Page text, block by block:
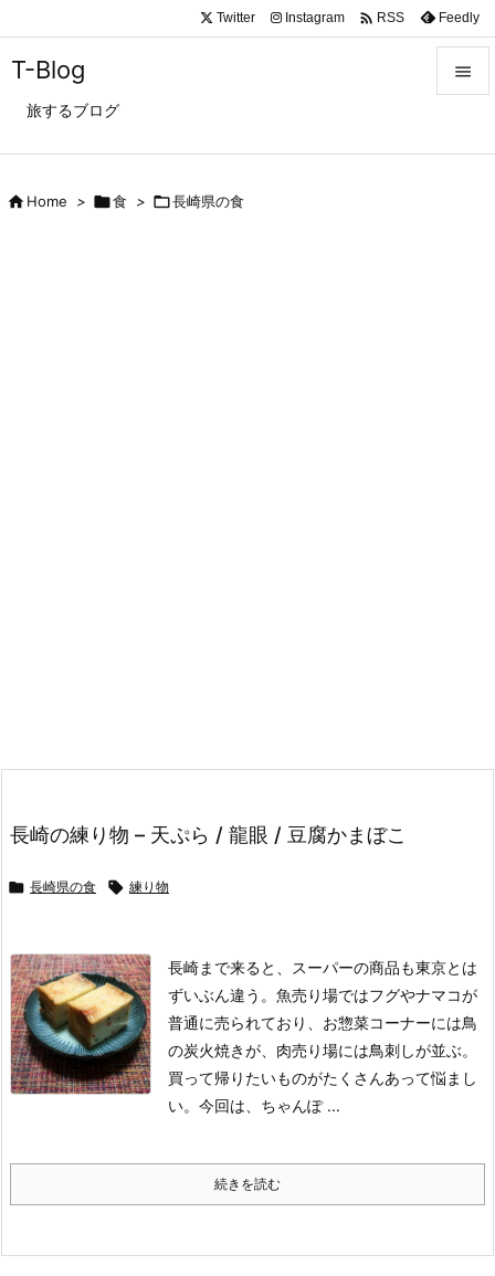
T-Blog
旅するブログ

Twitter Instagram  RSS Feedly
Home > 食 > 長崎県の食
長崎の練り物 – 天ぷら / 龍眼 / 豆腐かまぼこ
 長崎県の食  練り物
長崎まで来ると、スーパーの商品も東京とは
ずいぶん違う。魚売り場ではフグやナマコが
普通に売られており、お惣菜コーナーには鳥
の炭火焼きが、肉売り場には鳥刺しが並ぶ。
買って帰りたいものがたくさんあって悩まし
い。 今回は、ちゃんぽ ...
続きを読む